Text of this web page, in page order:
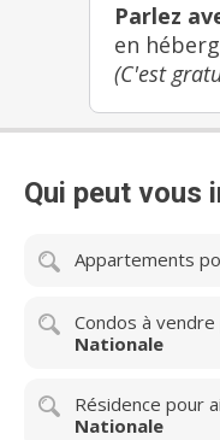
Parlez
en
(C'est
Qui peut vous
Appartements
Condos à
Nationale
Résidence pour
Nationale